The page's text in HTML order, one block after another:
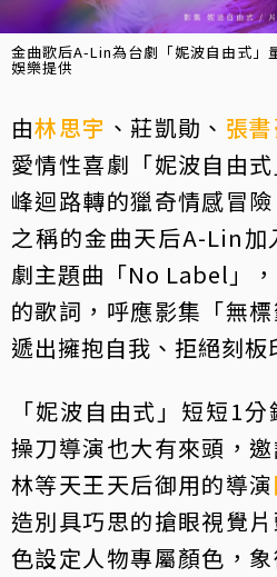
金曲歌后A-Lin為台劇「妮波自由式」
娛樂提供
由林思宇 、莊凱勛、 張
愛情性喜劇「妮波自由
峰迴路轉的獵奇情感冒
之稱的金曲天后A-Lin加
劇主題曲「No Label」
的歌詞，呼應影集「無
遞出擁抱自我、拒絕刻板
「妮波自由式」短短1
操刀導演也大有來頭，
林等天王天后御用的導演
造別具巧思的搶眼視覺
色設定人物專屬顏色，